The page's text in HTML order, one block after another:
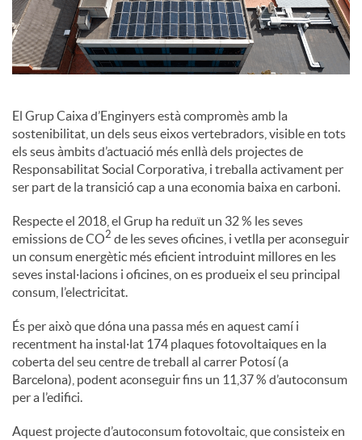
i
a
l
s
El Grup Caixa d’Enginyers està compromès amb la
sostenibilitat, un dels seus eixos vertebradors, visible en tots
els seus àmbits d’actuació més enllà dels projectes de
Responsabilitat Social Corporativa, i treballa activament per
ser part de la transició cap a una economia baixa en carboni.
Respecte el 2018, el Grup ha reduït un 32 % les seves
emissions de CO2 de les seves oficines, i vetlla per aconseguir
un consum energètic més eficient introduint millores en les
seves instal·lacions i oficines, on es produeix el seu principal
consum, l’electricitat.
És per això que dóna una passa més en aquest camí i
recentment ha instal·lat 174 plaques fotovoltaiques en la
coberta del seu centre de treball al carrer Potosí (a
Barcelona), podent aconseguir fins un 11,37 % d’autoconsum
per a l’edifici.
Aquest projecte d’autoconsum fotovoltaic, que consisteix en